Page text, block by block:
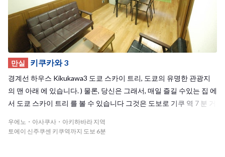
만실 키쿠카와 3
경계선 하우스 Kikukawa3 도쿄 스카이 트리, 도쿄의 유명한 관광지
의 맨 아래 에 있습니다. ) 물론, 당신은 그래서, 매일 즐길 수있는 집 에
서 도쿄 스카이 트리 를 볼 수 있습니다 그것은 도보로 기쿠 역 7 분 거
수있는 상점 이 많이 있습니다. Kikukawa1 2 그래서 집에 , 당신은 재
우에노・아사쿠사・아키하바라 지역
토에이 신주쿠센 키쿠역까지 도보 6분